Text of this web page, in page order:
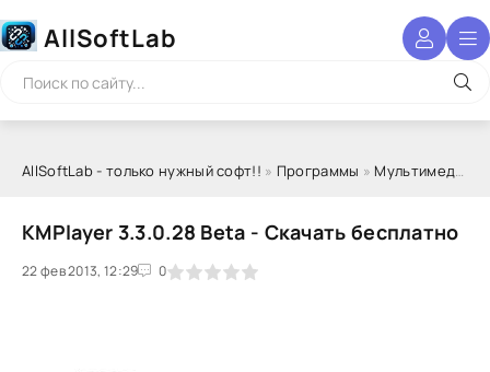
AllSoftLab
AllSoftLab - только нужный софт!! » Программы » Мультимедиа
KMPlayer 3.3.0.28 Beta - Скачать бесплатно
22 фев 2013, 12:29 0
1 2 3 4 5